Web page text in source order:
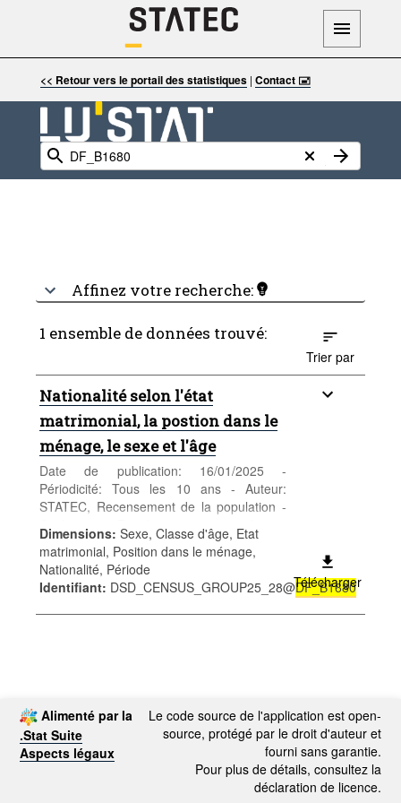
<< Retour vers le portail des statistiques| Contact 🖃
Affinez votre recherche:
1 ensemble de données trouvé:
Trier par
Nationalité selon l'état
matrimonial, la postion dans le
ménage, le sexe et l'âge
Date de publication: 16/01/2025 -
Périodicité: Tous les 10 ans - Auteur:
STATEC, Recensement de la population -
Catégorie: Population et emploi -
Population - Mots-clés: population, sexe,
âge, nationalité, recensement,
démographie
Dimensions: Sexe, Classe d'âge, Etat
matrimonial, Position dans le ménage,
Nationalité, Période
Identifiant: DSD_CENSUS_GROUP25_28@DF_B1680
Télécharger
Alimenté par la
.Stat Suite
Aspects légaux
Le code source de l'application est open-
source, protégé par le droit d'auteur et
fourni sans garantie.
Pour plus de détails, consultez la
déclaration de licence.